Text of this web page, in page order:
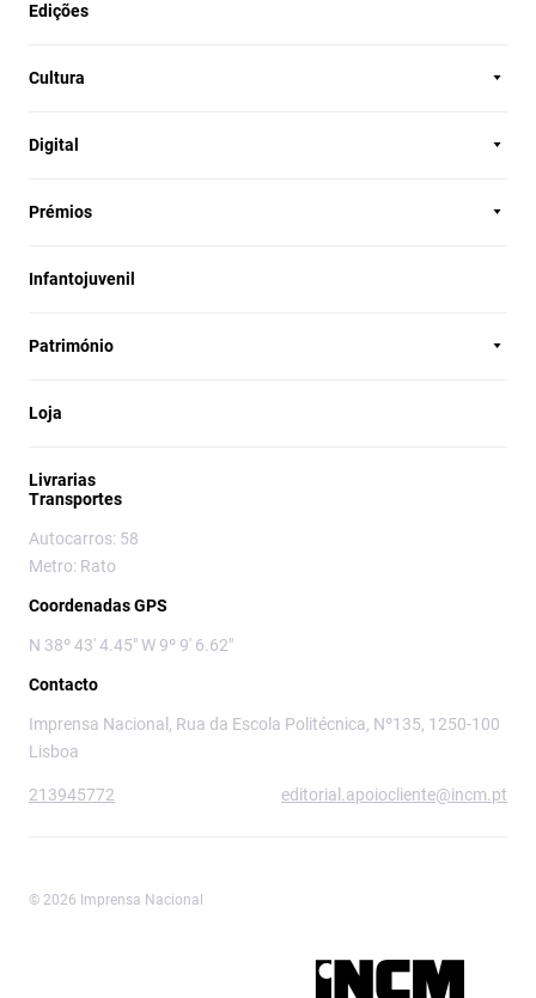
Edições
Cultura
Digital
Prémios
Infantojuvenil
Património
Loja
Livrarias
Transportes
Autocarros: 58
Metro: Rato
Coordenadas GPS
N 38º 43' 4.45" W 9º 9' 6.62"
Contacto
Imprensa Nacional, Rua da Escola Politécnica, Nº135, 1250-100
Lisboa
213945772 editorial.apoiocliente@incm.pt
© 2026 Imprensa Nacional